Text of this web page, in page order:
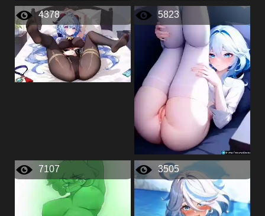
4378 5823
7107 3505